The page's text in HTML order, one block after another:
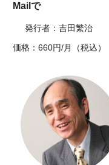
Mailで
発行者：吉田繁治
価格：660円/月（税込）